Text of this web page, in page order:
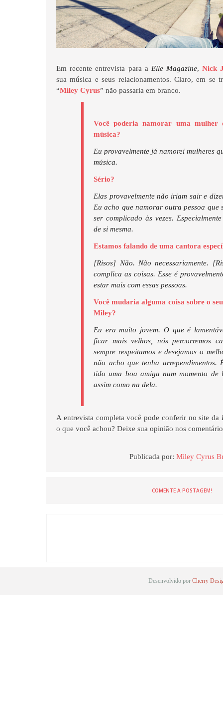
Em recente entrevista para a Elle Magazine,Nick
sua música e seus relacionamentos. Claro, em se
“Miley Cyrus” não passaria em branco.
Você poderia namorar uma mulher
música?
Eu provavelmente já namorei mulheres
música.
Sério?
Elas provavelmente não iriam sair e
Eu acho que namorar outra pessoa que
ser complicado às vezes.
de si mesma.
Estamos falando de uma cantora
[Risos] Não. Não necessariamente.
complica as coisas. Esse é
estar mais com essas pessoas.
Você mudaria alguma coisa sobre o
Miley?
Eu era muito jovem. O que é
ficar mais velhos, nós percorremos
sempre respeitamos e desejamos o
não acho que tenha
tido uma boa amiga num momento
assim como na dela.
A entrevista completa você pode conferir no site da
o que você achou? Deixe sua opinião nos
Publicada por:Miley Cyrus
COMENTE A POSTAGEM!
Desenvolvido por Cherry